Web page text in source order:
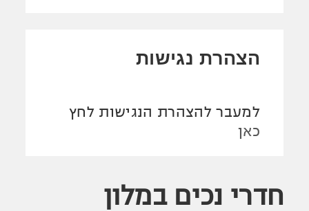
הצהרת נגישות
למעבר להצהרת הנגישות לחץ
כאן
חדרי נכים במלון